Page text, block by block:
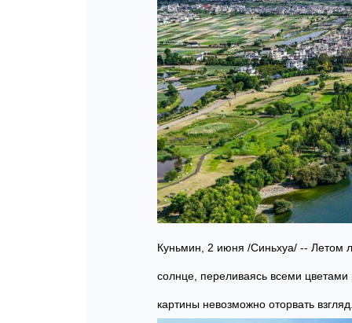
Куньмин, 2 июня /Синьхуа/ -- Летом
солнце, переливаясь всеми
картины невозможно оторвать